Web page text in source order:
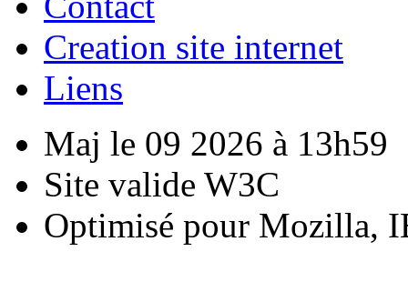
Creation site internet
Liens
Maj le 09 2026 à 13h59
Site valide W3C
Optimisé pour Mozilla,